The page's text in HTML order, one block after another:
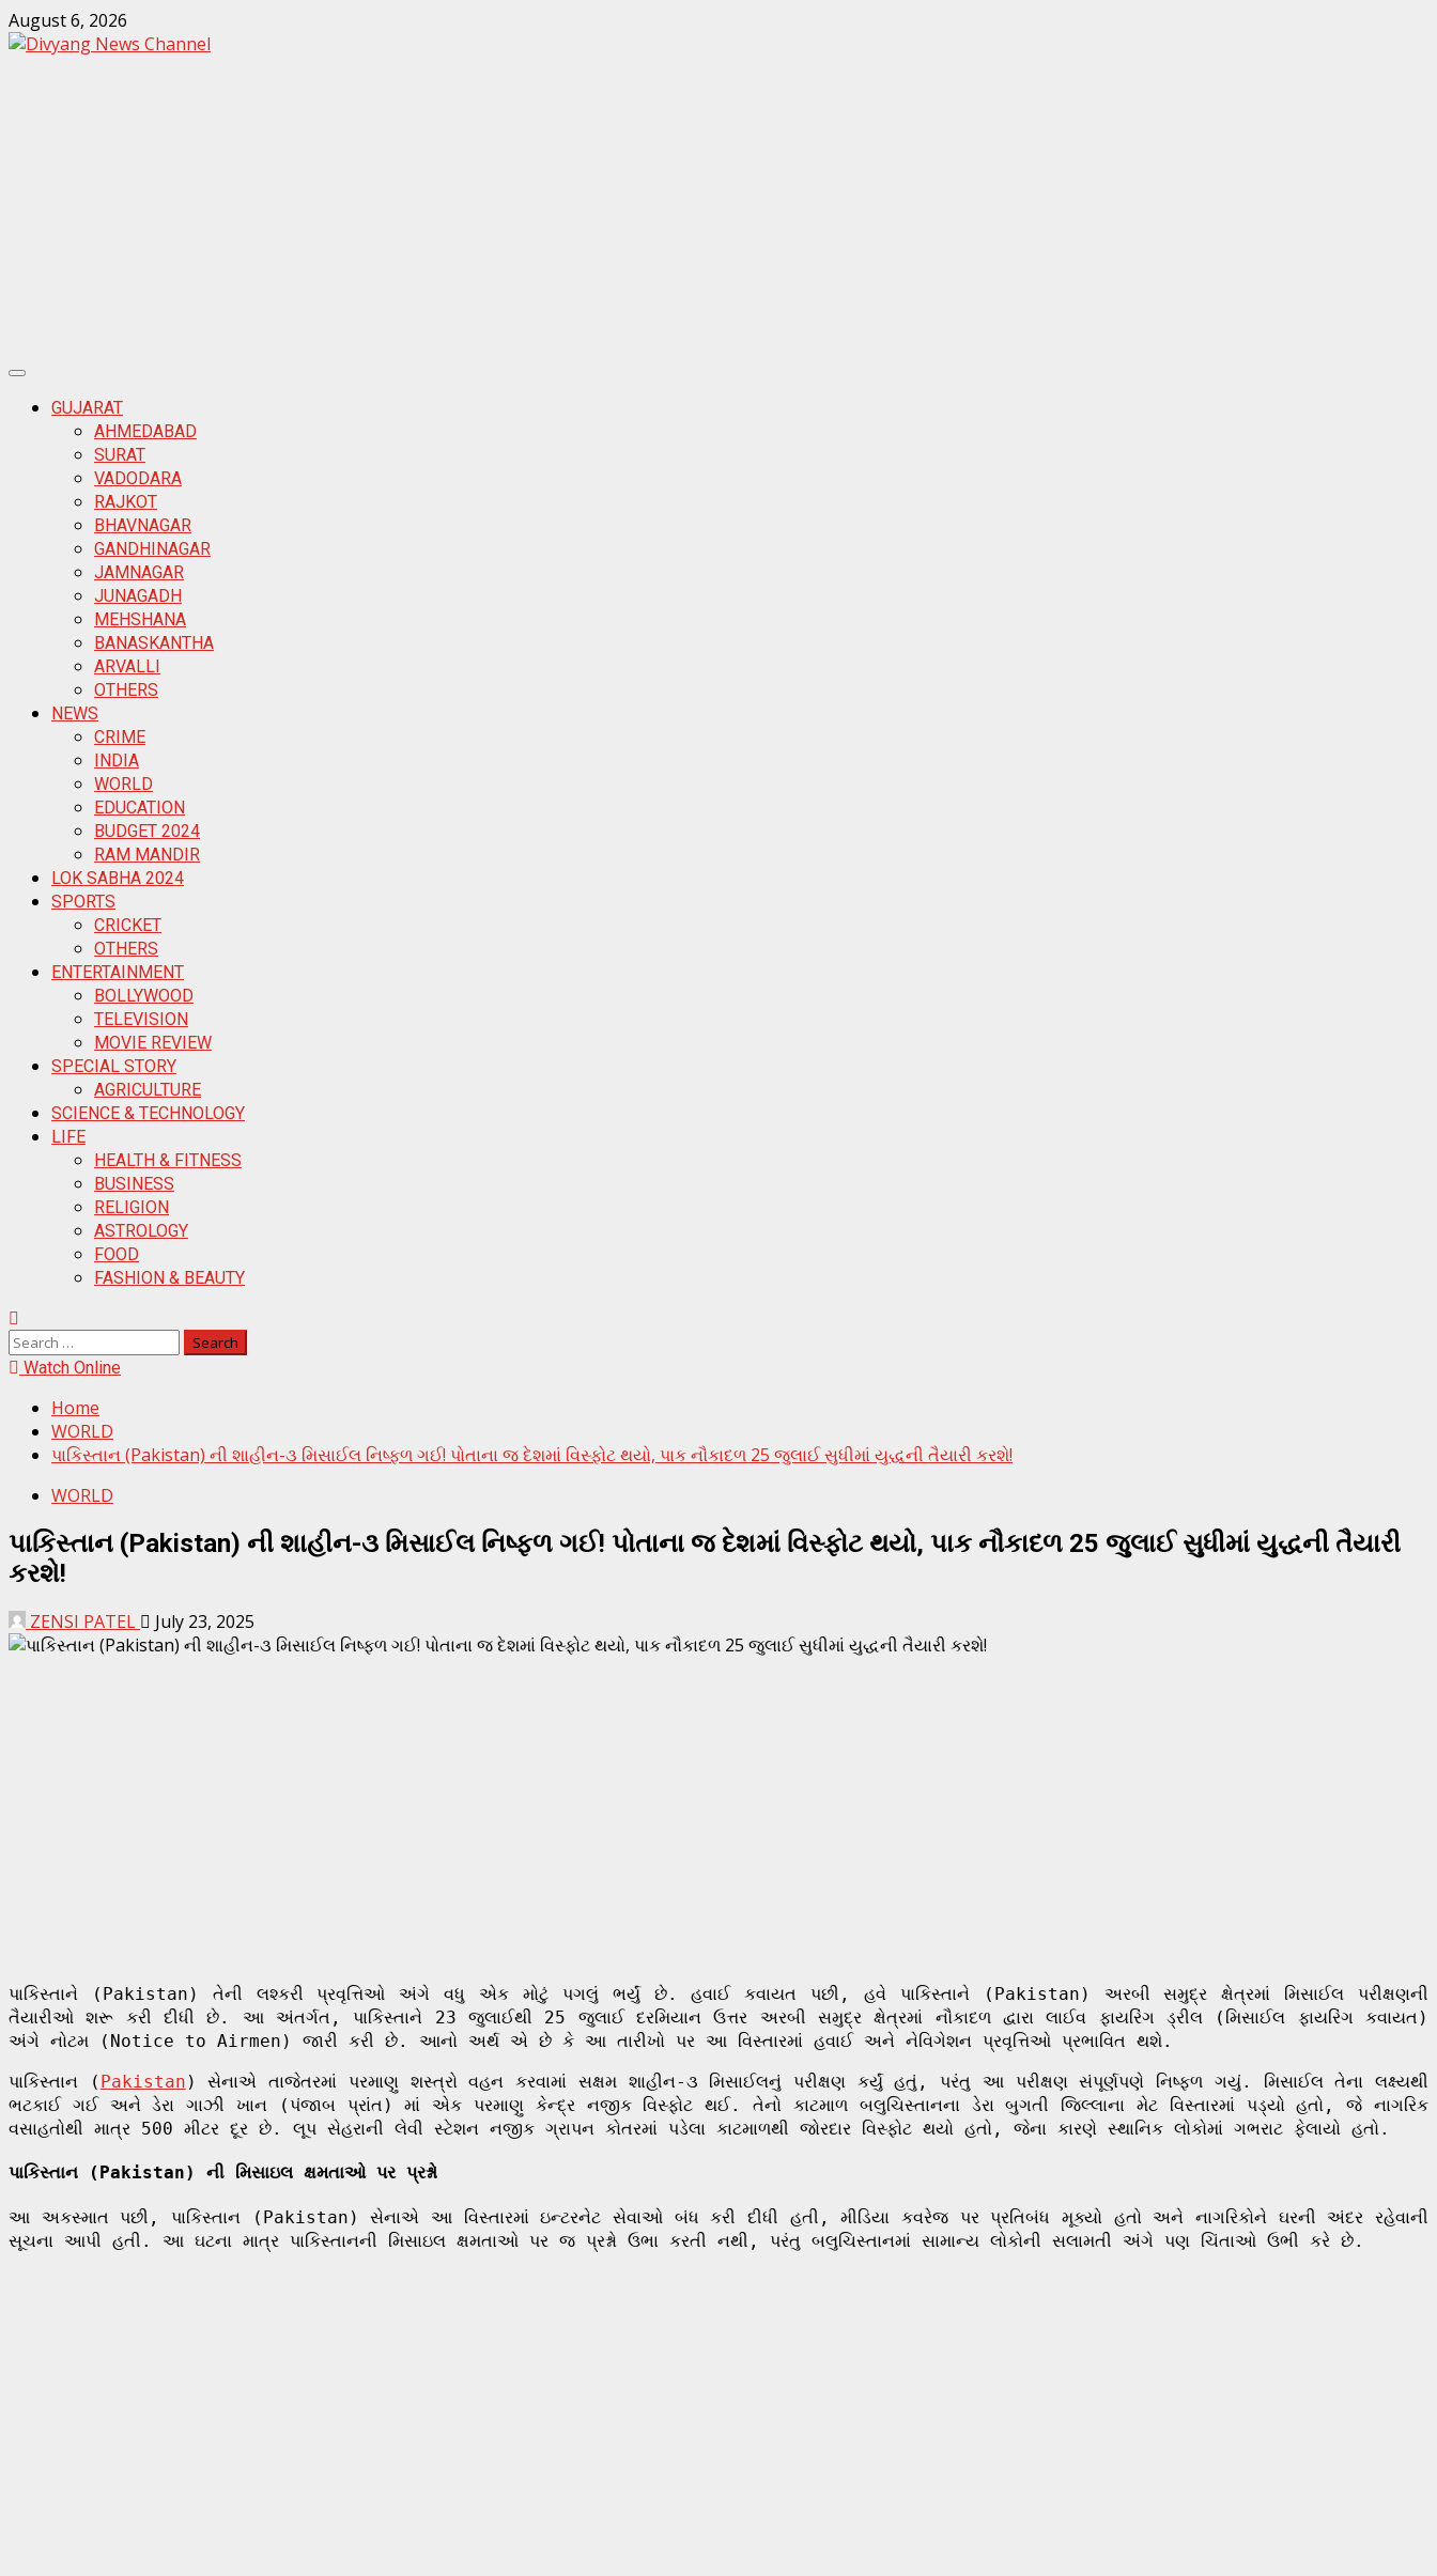
Skip
to
August 6, 2026
Primary
MenuGUJARAT
AHMEDABAD
SURAT
VADODARA
RAJKOT
BHAVNAGAR
GANDHINAGAR
JAMNAGAR
JUNAGADH
MEHSHANA
BANASKANTHA
ARVALLI
OTHERS
NEWS
CRIME
INDIA
WORLD
EDUCATION
BUDGET 2024
RAM MANDIR
LOK SABHA 2024
SPORTS
CRICKET
OTHERS
ENTERTAINMENT
BOLLYWOOD
TELEVISION
MOVIE REVIEW
SPECIAL STORY
AGRICULTURE
SCIENCE & TECHNOLOGY
LIFE
HEALTH & FITNESS
BUSINESS
RELIGION
ASTROLOGY
FOOD
FASHION & BEAUTY
Search
for:Watch Online
Home
WORLD
પાકિસ્તાન (Pakistan) ની શાહીન-૩ મિસાઈલ નિષ્ફળ ગઈ! પોતાના જ દેશમાં વિસ્ફોટ થયો, પાક નૌકાદળ 25 જુલાઈ સુધીમાં યુદ્ધની તૈયારી કરશે!
WORLD
પાકિસ્તાન (Pakistan) ની શાહીન-૩ મિસાઈલ નિષ્ફળ ગઈ! પોતાના જ દેશમાં વિસ્ફોટ થયો, પાક નૌકાદળ 25 જુલાઈ સુધીમાં યુદ્ધની તૈયારી
કરશે!
ZENSI PATEL July 23, 2025
પાકિસ્તાને (Pakistan) તેની લશ્કરી પ્રવૃત્તિઓ અંગે વધુ એક મોટું પગલું ભર્યું છે. હવાઈ કવાયત પછી, હવે પાકિસ્તાને (Pakistan) અરબી સમુદ્ર ક્ષેત્રમાં મિસાઈલ પરીક્ષણની
તૈયારીઓ શરૂ કરી દીધી છે. આ અંતર્ગત, પાકિસ્તાને 23 જુલાઈથી 25 જુલાઈ દરમિયાન ઉત્તર અરબી સમુદ્ર ક્ષેત્રમાં નૌકાદળ દ્વારા લાઈવ ફાયરિંગ ડ્રીલ (મિસાઈલ ફાયરિંગ કવાયત)
અંગે નોટમ (Notice to Airmen) જારી કરી છે. આનો અર્થ એ છે કે આ તારીખો પર આ વિસ્તારમાં હવાઈ અને નેવિગેશન પ્રવૃત્તિઓ પ્રભાવિત થશે.
પાકિસ્તાન ( Pakistan ) સેનાએ તાજેતરમાં પરમાણુ શસ્ત્રો વહન કરવામાં સક્ષમ શાહીન-૩ મિસાઈલનું પરીક્ષણ કર્યું હતું, પરંતુ આ પરીક્ષણ સંપૂર્ણપણે નિષ્ફળ ગયું. મિસાઈલ તેના લક્ષ્યથી
ભટકાઈ ગઈ અને ડેરા ગાઝી ખાન (પંજાબ પ્રાંત) માં એક પરમાણુ કેન્દ્ર નજીક વિસ્ફોટ થઈ. તેનો કાટમાળ બલુચિસ્તાનના ડેરા બુગતી જિલ્લાના મેટ વિસ્તારમાં પડ્યો હતો, જે નાગરિક
વસાહતોથી માત્ર 500 મીટર દૂર છે. લૂપ સેહરાની લેવી સ્ટેશન નજીક ગ્રાપન કોતરમાં પડેલા કાટમાળથી જોરદાર વિસ્ફોટ થયો હતો, જેના કારણે સ્થાનિક લોકોમાં ગભરાટ ફેલાયો હતો.
પાકિસ્તાન (Pakistan) ની મિસાઇલ ક્ષમતાઓ પર પ્રશ્નો
આ અકસ્માત પછી, પાકિસ્તાન (Pakistan) સેનાએ આ વિસ્તારમાં ઇન્ટરનેટ સેવાઓ બંધ કરી દીધી હતી, મીડિયા કવરેજ પર પ્રતિબંધ મૂક્યો હતો અને નાગરિકોને ઘરની અંદર રહેવાની
સૂચના આપી હતી. આ ઘટના માત્ર પાકિસ્તાનની મિસાઇલ ક્ષમતાઓ પર જ પ્રશ્નો ઉભા કરતી નથી, પરંતુ બલુચિસ્તાનમાં સામાન્ય લોકોની સલામતી અંગે પણ ચિંતાઓ ઉભી કરે છે.